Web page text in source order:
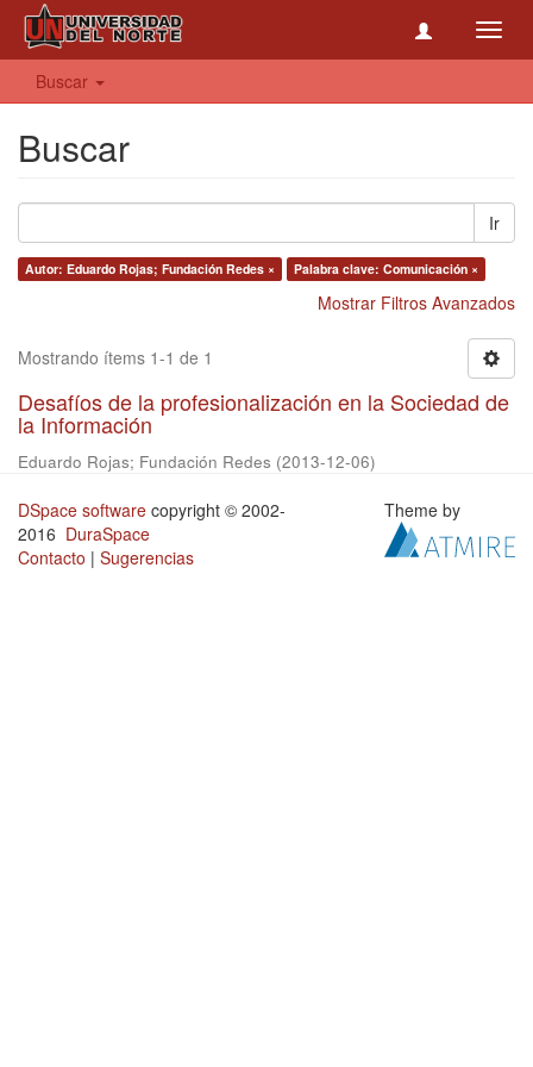
Buscar
Buscar
Ir
Autor: Eduardo Rojas; Fundación Redes × Palabra clave: Comunicación ×
Mostrar Filtros Avanzados
Mostrando ítems 1-1 de 1
Desafíos de la profesionalización en la Sociedad de
la Información
Eduardo Rojas; Fundación Redes (2013-12-06)
DSpace software copyright © 2002-
2016 DuraSpace
Contacto | Sugerencias
Theme by